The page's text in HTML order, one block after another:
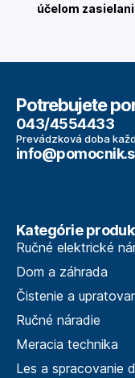
účelom
Potrebujete
043/4554433
Prevádzková doba
Kategórie
Ručné elektrické
Dom a záhrada
Čistenie a
Ručné náradie
Meracia technika
Les a spracovanie